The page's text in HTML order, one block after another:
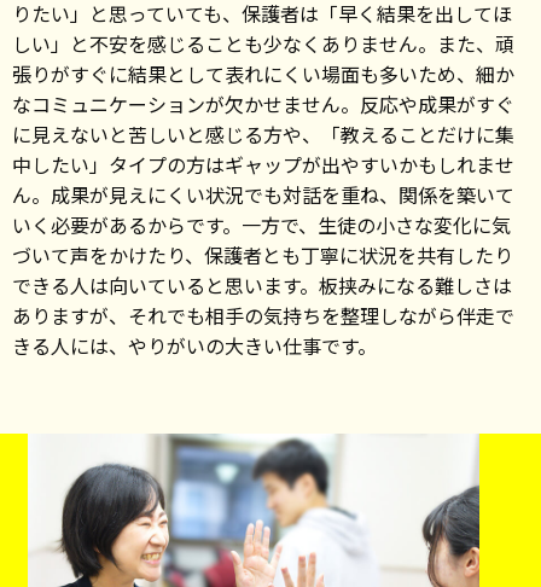
りたい」と思っていても、保護者は「早く結果を出してほ
しい」と不安を感じることも少なくありません。また、頑
張りがすぐに結果として表れにくい場面も多いため、細か
なコミュニケーションが欠かせません。反応や成果がすぐ
に見えないと苦しいと感じる方や、「教えることだけに集
中したい」タイプの方はギャップが出やすいかもしれませ
ん。成果が見えにくい状況でも対話を重ね、関係を築いて
いく必要があるからです。一方で、生徒の小さな変化に気
づいて声をかけたり、保護者とも丁寧に状況を共有したり
できる人は向いていると思います。板挟みになる難しさは
ありますが、それでも相手の気持ちを整理しながら伴走で
きる人には、やりがいの大きい仕事です。